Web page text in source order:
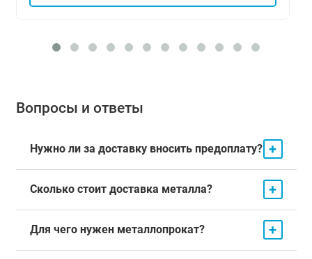
Вопросы и ответы
Нужно ли за доставку вносить предоплату? +
Сколько стоит доставка металла? +
Для чего нужен металлопрокат? +